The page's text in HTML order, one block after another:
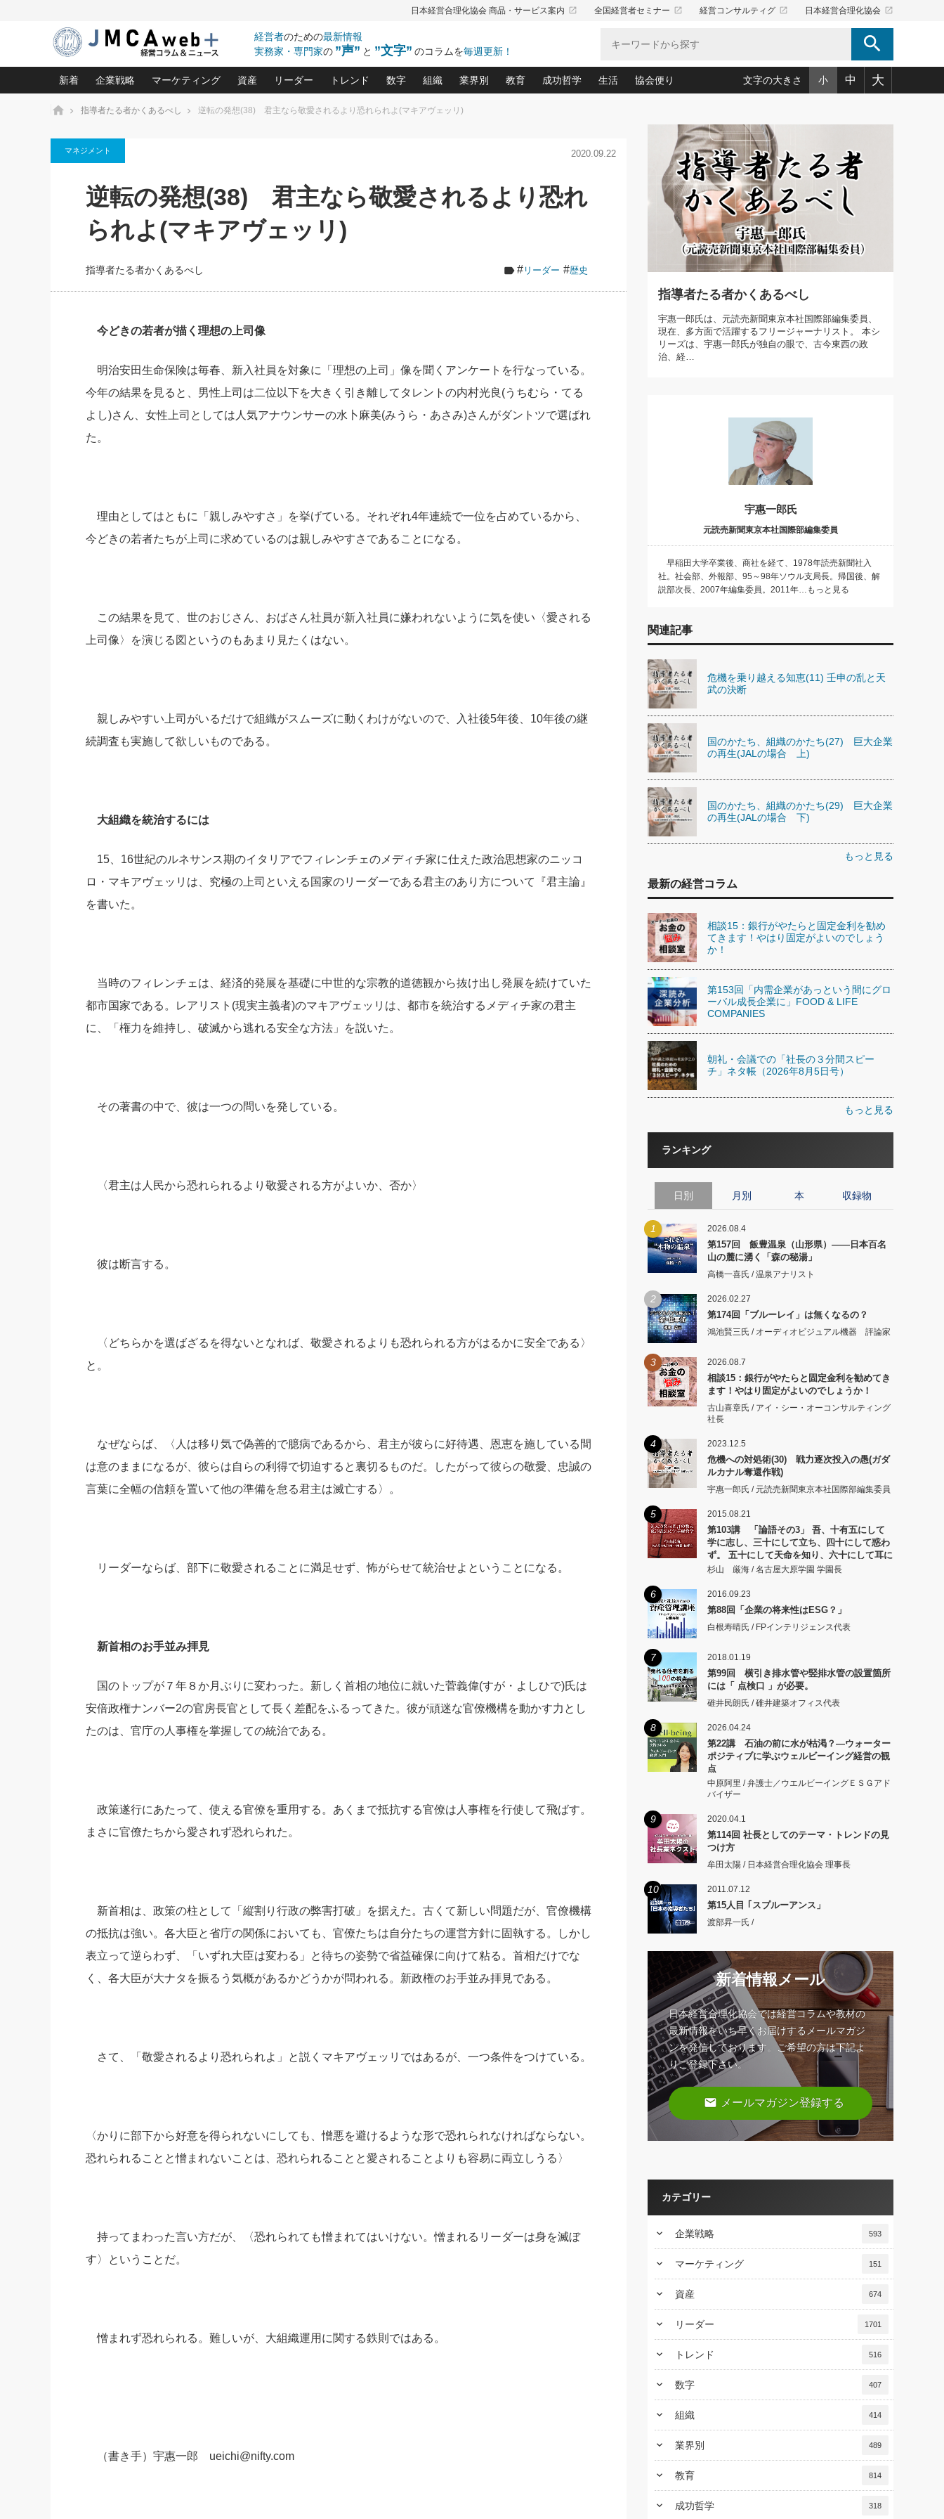
日本経営合理化協会 商品・サービス案内 launch 全国経営者セミナー launch 経営コンサルティグ launch 日本経営合理化協会 launch
経営者のための最新情報
実務家・専門家の ”声” と ”文字” のコラムを毎週更新！ search
新着
利を勧めてきます！やはり固定
がよいのでしょうか！
2026.08.7
第153回「内需企業があっとい
う間にグローバル成長企業に」
FOOD & LIFE COMPANIES
日号）
2026.08.5 2026.08.5
第86回 「言葉狩り」
もっとみる
企業戦略
中小企業の「１位づくり」戦略(96)
利益を最大化する「業務改善」横田尚哉氏(5)
強い会社を築く ビジネス・クリニック(240)
日本レーザー「人を大切にしながら利益を上げる経営」の極意
武器としてのM&A入門(3)
社長のための“儲かる通販”戦略視点(151)
継続経営 百話百行(85)
マーケティング
ロングセラーの玉手箱(9)
大復活＆快進撃！ユニバーサルスタジオジャパンの成功要因と
は(5)
酒井光雄 成功事例に学ぶ繁栄企業のブランド戦略(39)
資産
中国経済の最新動向(204)
事業承継の前に、決めておきたい、知っておきたい、やってお
きたいコト(12)
会社と社長のための資産管理講座(95)
リーダー
ピョートル・F・グジバチの『経営戦略の新常識』(12)
指導者たる者かくあるべし(635)
朝礼・会議での「社長の３分間スピーチ」ネタ帳(159)
次もあなたにお願いしたいと思われる「一流の仕事術」(28)
トレンド
北村森の「今月のヒット商品」(109)
次の売れ筋をつかむ術(102)
社長のメシの種 4.0(206)
数字
会社を守り抜くための緊急対策(100)
強い決算書の会社はココが違う！(36)
決算書の“見える化”術(12)
組織
職場の生産性を下げるハラスメントの予防策(10)
賃金決定の定石(68)
顧客・社員・社会から支持される「ウェルビーイング経営入
業界別
大久保一彦の“流行る”お店の仕組みづくり(210)
柿内幸夫─社長のための現場改善(174)
教育
あなただからお願いしたいと思われる 気配りの達人(127)
クレーム対応 実践マニュアル(92)
クレーム対応の新知識と新常識(57)
デキル社員に育てる！ 社員教育の決め手(203)
業績アップにつながる！ワンランク上の手紙・メール術(100)
成功哲学
中国哲学に学ぶ 不況は会社守成の好機(38)
令和時代の「社長の人間力の磨き方」(86)
先人の名句名言の教え 東洋思想に学ぶ経営学(132)
渡部昇一の「日本の指導者たち」(32)
生活
おのころ心平の ──社長のための「か・ら・だマネジメント」
(50)
デジタルＡＶを味方に！新・仕事術(180)
リーダー脳の鍛え方(32)
ワインを楽しむ基礎レッスン(12)
必読！社長が読むべき今月の4冊(88)
眼と耳で楽しむ読書術(162)
社長の「氣」(30)
米国スポーツ・ビジネスに学ぶ心理学(98)
高橋一喜の『これぞ！"本物の温泉"』(157)
協会便り
「愛読者通信」著者インタビュー(44)
ビジネス見聞録 経営ニュース(100)
作間信司の経営無形庵(けいえいむぎょうあん)(166)
経営セミナー情報局(1)
繁栄への着眼点 牟田太陽(76)
講話を聞いて学ぼう 実学・耳学・磨く「ミミガク」のすすめ
文字の大きさ 小 中 大
ホーム 指導者たる者かくあるべし 逆転の発想(38) 君主なら敬愛されるより恐れられよ(マキアヴェッリ)
マネジメント 2020.09.22
逆転の発想(38) 君主なら敬愛されるより恐れ
られよ(マキアヴェッリ)
指導者たる者かくあるべし # リーダー #歴史
今どきの若者が描く理想の上司像
明治安田生命保険は毎春、新入社員を対象に「理想の上司」像を聞くアンケートを行なっている。
今年の結果を見ると、男性上司は二位以下を大きく引き離してタレントの内村光良(うちむら・てる
よし)さん、女性上司としては人気アナウンサーの水卜麻美(みうら・あさみ)さんがダントツで選ばれ
た。
理由としてはともに「親しみやすさ」を挙げている。それぞれ4年連続で一位を占めているから、
今どきの若者たちが上司に求めているのは親しみやすさであることになる。
この結果を見て、世のおじさん、おばさん社員が新入社員に嫌われないように気を使い〈愛される
上司像〉を演じる図というのもあまり見たくはない。
親しみやすい上司がいるだけで組織がスムーズに動くわけがないので、入社後5年後、10年後の継
続調査も実施して欲しいものである。
大組織を統治するには
15、16世紀のルネサンス期のイタリアでフィレンチェのメディチ家に仕えた政治思想家のニッコ
ロ・マキアヴェッリは、究極の上司といえる国家のリーダーである君主のあり方について『君主論』
を書いた。
当時のフィレンチェは、経済的発展を基礎に中世的な宗教的道徳観から抜け出し発展を続けていた
都市国家である。レアリスト(現実主義者)のマキアヴェッリは、都市を統治するメディチ家の君主
に、「権力を維持し、破滅から逃れる安全な方法」を説いた。
その著書の中で、彼は一つの問いを発している。
〈君主は人民から恐れられるより敬愛される方がよいか、否か〉
彼は断言する。
〈どちらかを選ばざるを得ないとなれば、敬愛されるよりも恐れられる方がはるかに安全である〉
と。
なぜならば、〈人は移り気で偽善的で臆病であるから、君主が彼らに好待遇、恩恵を施している間
は意のままになるが、彼らは自らの利得で切迫すると裏切るものだ。したがって彼らの敬愛、忠誠の
言葉に全幅の信頼を置いて他の準備を怠る君主は滅亡する〉。
リーダーならば、部下に敬愛されることに満足せず、怖がらせて統治せよということになる。
新首相のお手並み拝見
国のトップが７年８か月ぶりに変わった。新しく首相の地位に就いた菅義偉(すが・よしひで)氏は
安倍政権ナンバー2の官房長官として長く差配をふるってきた。彼が頑迷な官僚機構を動かす力とし
たのは、官庁の人事権を掌握しての統治である。
政策遂行にあたって、使える官僚を重用する。あくまで抵抗する官僚は人事権を行使して飛ばす。
まさに官僚たちから愛されず恐れられた。
新首相は、政策の柱として「縦割り行政の弊害打破」を据えた。古くて新しい問題だが、官僚機構
の抵抗は強い。各大臣と省庁の関係においても、官僚たちは自分たちの運営方針に固執する。しかし
表立って逆らわず、「いずれ大臣は変わる」と待ちの姿勢で省益確保に向けて粘る。首相だけでな
く、各大臣が大ナタを振るう気概があるかどうかが問われる。新政権のお手並み拝見である。
さて、「敬愛されるより恐れられよ」と説くマキアヴェッリではあるが、一つ条件をつけている。
〈かりに部下から好意を得られないにしても、憎悪を避けるような形で恐れられなければならない。
恐れられることと憎まれないことは、恐れられることと愛されることよりも容易に両立しうる〉
持ってまわった言い方だが、〈恐れられても憎まれてはいけない。憎まれるリーダーは身を滅ぼ
す〉ということだ。
憎まれず恐れられる。難しいが、大組織運用に関する鉄則ではある。
（書き手）宇惠一郎 ueichi@nifty.com
指導者たる者かくあるべし
宇惠一郎氏は、元読売新聞東京本社国際部編集委員、
現在、多方面で活躍するフリージャーナリスト。 本シ
リーズは、宇惠一郎氏が独自の眼で、古今東西の政
治、経…
宇惠一郎氏
元読売新聞東京本社国際部編集委員
早稲田大学卒業後、商社を経て、1978年読売新聞社入
社。社会部、外報部、95～98年ソウル支局長。帰国後、解
説部次長、2007年編集委員。2011年…もっと見る
関連記事
危機を乗り越える知恵(11) 壬申の乱と天
武の決断
国のかたち、組織のかたち(27) 巨大企業
の再生(JALの場合 上)
国のかたち、組織のかたち(29) 巨大企業
の再生(JALの場合 下)
もっと見る
最新の経営コラム
相談15：銀行がやたらと固定金利を勧め
てきます！やはり固定がよいのでしょう
か！
第153回「内需企業があっという間にグロ
ーバル成長企業に」FOOD & LIFE
COMPANIES
朝礼・会議での「社長の３分間スピー
チ」ネタ帳（2026年8月5日号）
もっと見る
ランキング
日別 月別 本 収録物
1 2026.08.4
第157回 飯豊温泉（山形県）――日本百名
山の麓に湧く「森の秘湯」
高橋一喜氏 / 温泉アナリスト
2 2026.02.27
第174回「ブルーレイ」は無くなるの？
鴻池賢三氏 / オーディオビジュアル機器 評論家
3 2026.08.7
相談15：銀行がやたらと固定金利を勧めてき
ます！やはり固定がよいのでしょうか！
古山喜章氏 / アイ・シー・オーコンサルティング
社長
4 2023.12.5
危機への対処術(30) 戦力逐次投入の愚(ガダ
ルカナル奪還作戦)
宇惠一郎氏 / 元読売新聞東京本社国際部編集委員
5 2015.08.21
第103講 「論語その3」 吾、十有五にして
学に志し、三十にして立ち、四十にして惑わ
ず。 五十にして天命を知り、六十にして耳に
従い、 七十にして心の欲するところに従いて
杉山 厳海 / 名古屋大原学園 学園長
6 2016.09.23
第88回「企業の将来性はESG？」
白根寿晴氏 / FPインテリジェンス代表
7 2018.01.19
第99回 横引き排水管や竪排水管の設置箇所
には「 点検口 」が必要。
碓井民朗氏 / 碓井建築オフィス代表
8 2026.04.24
第22講 石油の前に水が枯渇？―ウォーター
ポジティブに学ぶウェルビーイング経営の観
点
中原阿里 / 弁護士／ウエルビーイングＥＳＧアド
バイザー
9 2020.04.1
第114回 社長としてのテーマ・トレンドの見
つけ方
牟田太陽 / 日本経営合理化協会 理事長
10 2011.07.12
第15人目 ｢スプルーアンス」
渡部昇一氏 /
新着情報メール
日本経営合理化協会では経営コラムや教材の
最新情報をいち早くお届けするメールマガジ
ンを発信しております。ご希望の方は下記よ
りご登録下さい。
email メールマガジン登録する
カテゴリー
keyboard_arrow_down 企業戦略 593
keyboard_arrow_down マーケティング 151
keyboard_arrow_down 資産 674
keyboard_arrow_down リーダー 1701
keyboard_arrow_down トレンド 516
keyboard_arrow_down 数字 407
keyboard_arrow_down 組織 414
keyboard_arrow_down 業界別 489
keyboard_arrow_down 教育 814
keyboard_arrow_down 成功哲学 318